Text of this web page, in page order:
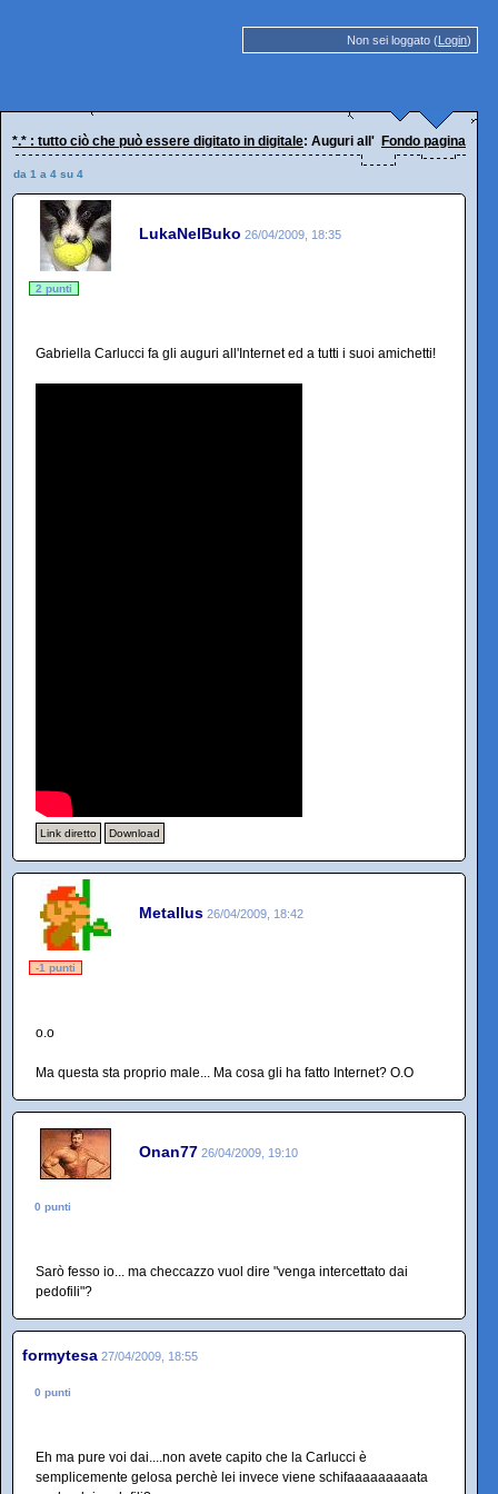
Non sei loggato (Login)
*.* : tutto ciò che può essere digitato in digitale: Auguri all'InternetFondo pagina
da 1 a 4 su 4
LukaNelBuko 26/04/2009, 18:35
2 punti
Gabriella Carlucci fa gli auguri all'Internet ed a tutti i suoi amichetti!
Link diretto Download
Metallus 26/04/2009, 18:42
-1 punti
o.o
Ma questa sta proprio male... Ma cosa gli ha fatto Internet? O.O
Onan77 26/04/2009, 19:10
0 punti
Sarò fesso io... ma checcazzo vuol dire "venga intercettato dai
pedofili"?
formytesa 27/04/2009, 18:55
0 punti
Eh ma pure voi dai....non avete capito che la Carlucci è
semplicemente gelosa perchè lei invece viene schifaaaaaaaaata